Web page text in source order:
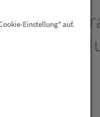
vitamin
Einstellung" auf.